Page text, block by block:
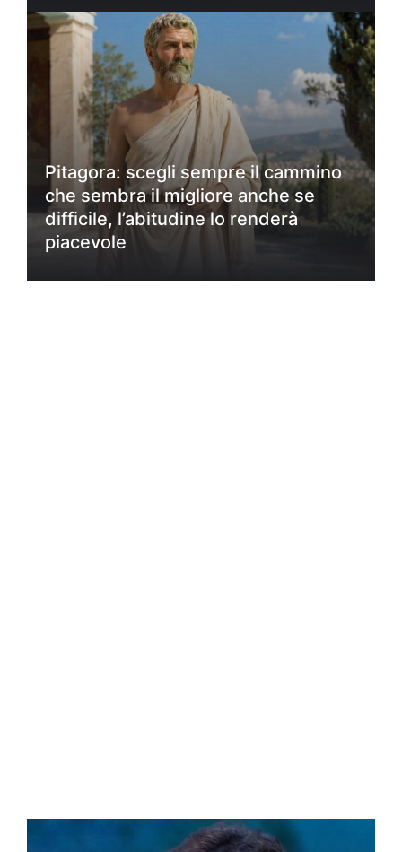
Pitagora: scegli sempre il cammino
che sembra il migliore anche se
difficile, l’abitudine lo renderà
piacevole